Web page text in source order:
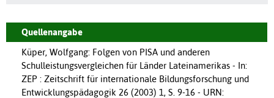
Quellenangabe
Küper, Wolfgang: Folgen von PISA und anderen
Schulleistungsvergleichen für Länder Lateinamerikas - In:
ZEP : Zeitschrift für internationale Bildungsforschung und
Entwicklungspädagogik 26 (2003) 1, S. 9-16 - URN: